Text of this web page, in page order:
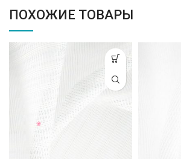
ПОХОЖИЕ ТОВАРЫ